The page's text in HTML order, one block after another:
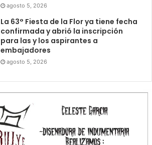
agosto 5, 2026
La 63° Fiesta de la Flor ya tiene fecha
confirmada y abrió la inscripción
para las y los aspirantes a
embajadores
agosto 5, 2026